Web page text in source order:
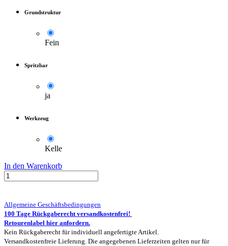
Grundstruktur
Fein
Spritzbar
ja
Werkzeug
Kelle
In den Warenkorb
Allgemeine Geschäftsbedingungen
100 Tage Rückgaberecht versandkostenfrei!
Retourenlabel hier anfordern.
Kein Rückgaberecht für individuell angefertigte Artikel.
Versandkostenfreie Lieferung. Die angegebenen Lieferzeiten gelten nur für